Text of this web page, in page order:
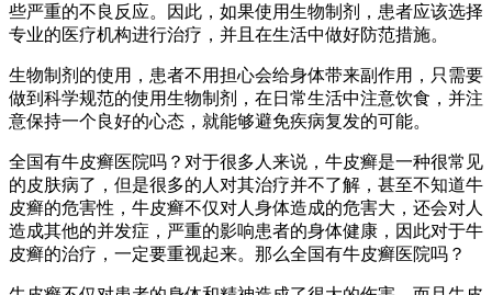
些严重的不良反应。因此，如果使用生物制剂，患者应该选择
专业的医疗机构进行治疗，并且在生活中做好防范措施。
生物制剂的使用，患者不用担心会给身体带来副作用，只需要
做到科学规范的使用生物制剂，在日常生活中注意饮食，并注
意保持一个良好的心态，就能够避免疾病复发的可能。
全国有牛皮癣医院吗？对于很多人来说，牛皮癣是一种很常见
的皮肤病了，但是很多的人对其治疗并不了解，甚至不知道牛
皮癣的危害性，牛皮癣不仅对人身体造成的危害大，还会对人
造成其他的并发症，严重的影响患者的身体健康，因此对于牛
皮癣的治疗，一定要重视起来。那么全国有牛皮癣医院吗？